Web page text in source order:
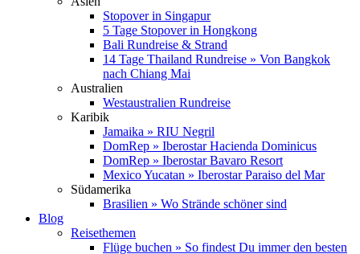
Stopover in Singapur
5 Tage Stopover in Hongkong
Bali Rundreise & Strand
14 Tage Thailand Rundreise » Von Bangkok
nach Chiang Mai
Australien
Westaustralien Rundreise
Karibik
Jamaika » RIU Negril
DomRep » Iberostar Hacienda Dominicus
DomRep » Iberostar Bavaro Resort
Mexico Yucatan » Iberostar Paraiso del Mar
Südamerika
Brasilien » Wo Strände schöner sind
Blog
Reisethemen
Flüge buchen » So findest Du immer den besten